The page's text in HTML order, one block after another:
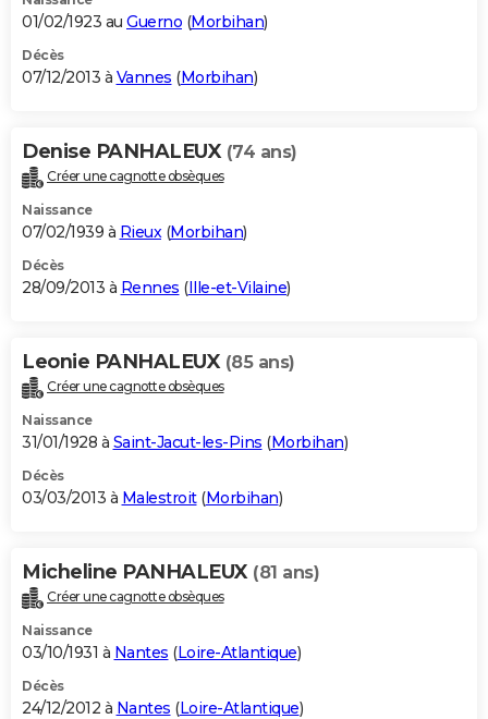
01/02/1923 au Guerno (Morbihan)
Décès
07/12/2013 à Vannes (Morbihan)
Denise PANHALEUX (74 ans)
Créer une cagnotte obsèques
Naissance
07/02/1939 à Rieux(Morbihan)
Décès
28/09/2013 à Rennes (Ille-et-Vilaine)
Leonie PANHALEUX (85 ans)
Créer une cagnotte obsèques
Naissance
31/01/1928 à Saint-Jacut-les-Pins (Morbihan)
Décès
03/03/2013 à Malestroit(Morbihan)
Micheline PANHALEUX (81 ans)
Créer une cagnotte obsèques
Naissance
03/10/1931 à Nantes (Loire-Atlantique)
Décès
24/12/2012 à Nantes (Loire-Atlantique)